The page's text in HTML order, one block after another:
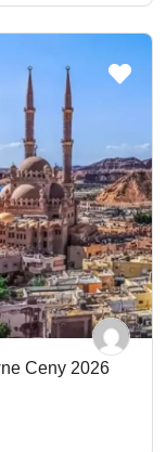
Ceny 2026